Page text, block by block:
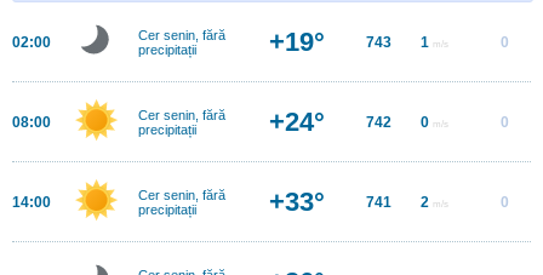
02:00
Cer senin, fără
precipitații
+19° 743 1 m/s 0
08:00
Cer senin, fără
precipitații
+24° 742 0 m/s 0
14:00
Cer senin, fără
precipitații
+33° 741 2 m/s 0